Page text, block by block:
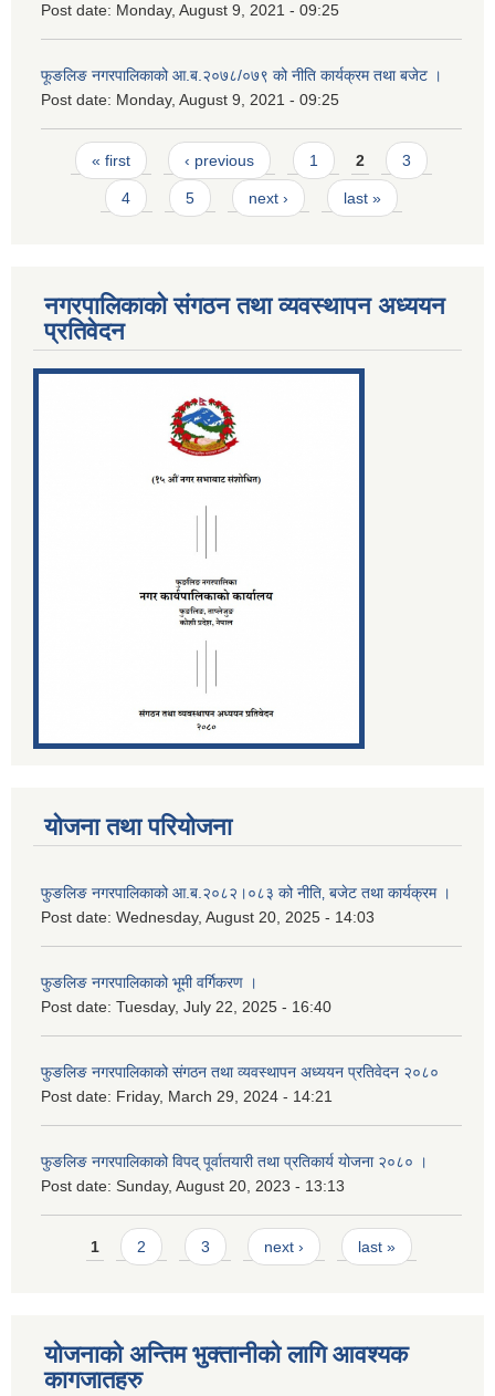
Post date: Monday, August 9, 2021 - 09:25
फूङलिङ नगरपालिकाको आ.ब.२०७८/०७९ को नीति कार्यक्रम तथा बजेट ।
Post date: Monday, August 9, 2021 - 09:25
Pages
« first ‹ previous 1 2 3
4 5 next › last »
नगरपालिकाको संगठन तथा व्यवस्थापन अध्ययन
प्रतिवेदन
योजना तथा परियोजना
फुङलिङ नगरपालिकाको आ.ब.२०८२।०८३ को नीति‚ बजेट तथा कार्यक्रम ।
Post date: Wednesday, August 20, 2025 - 14:03
फुङलिङ नगरपालिकाको भूमी वर्गिकरण ।
Post date: Tuesday, July 22, 2025 - 16:40
फुङलिङ नगरपालिकाको संगठन तथा व्यवस्थापन अध्ययन प्रतिवेदन २०८०
Post date: Friday, March 29, 2024 - 14:21
फुङलिङ नगरपालिकाको विपद् पूर्वातयारी तथा प्रतिकार्य योजना २०८० ।
Post date: Sunday, August 20, 2023 - 13:13
Pages
1 2 3 next › last »
योजनाको अन्तिम भुक्तानीको लागि आवश्यक
कागजातहरु